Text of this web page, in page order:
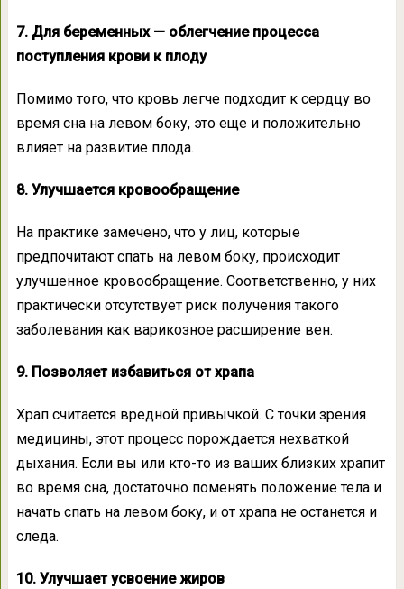
7. Для беременных — облегчение процесса
поступления крови к плоду
Помимо того, что кровь легче подходит к сердцу во
время сна на левом боку, это еще и положительно
влияет на развитие плода.
8. Улучшается кровообращение
На практике замечено, что у лиц, которые
предпочитают спать на левом боку, происходит
улучшенное кровообращение. Соответственно, у них
практически отсутствует риск получения такого
заболевания как варикозное расширение вен.
9. Позволяет избавиться от храпа
Храп считается вредной привычкой. С точки зрения
медицины, этот процесс порождается нехваткой
дыхания. Если вы или кто-то из ваших близких храпит
во время сна, достаточно поменять положение тела и
начать спать на левом боку, и от храпа не останется и
следа.
10. Улучшает усвоение жиров